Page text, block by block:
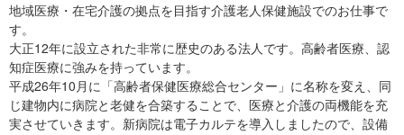
地域医療・在宅介護の拠点を目指す介護老人保健施設でのお仕事で
す。
大正12年に設立された非常に歴史のある法人です。高齢者医療、認
知症医療に強みを持っています。
平成26年10月に「高齢者保健医療総合センター」に名称を変え、同
じ建物内に病院と老健を合築することで、医療と介護の両機能を充
実させていきます。新病院は電子カルテを導入しましたので、設備